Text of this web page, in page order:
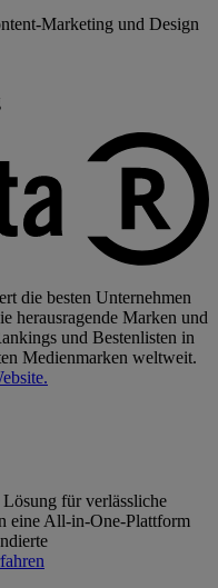
Marketing und Design
die besten Unternehmen
herausragende Marken und
und Bestenlisten in
Medienmarken weltweit.
für verlässliche
eine All-in-One-Plattform